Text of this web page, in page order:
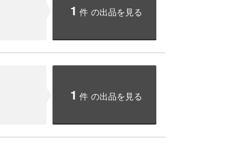
1 件 の出品を見る
1 件 の出品を見る